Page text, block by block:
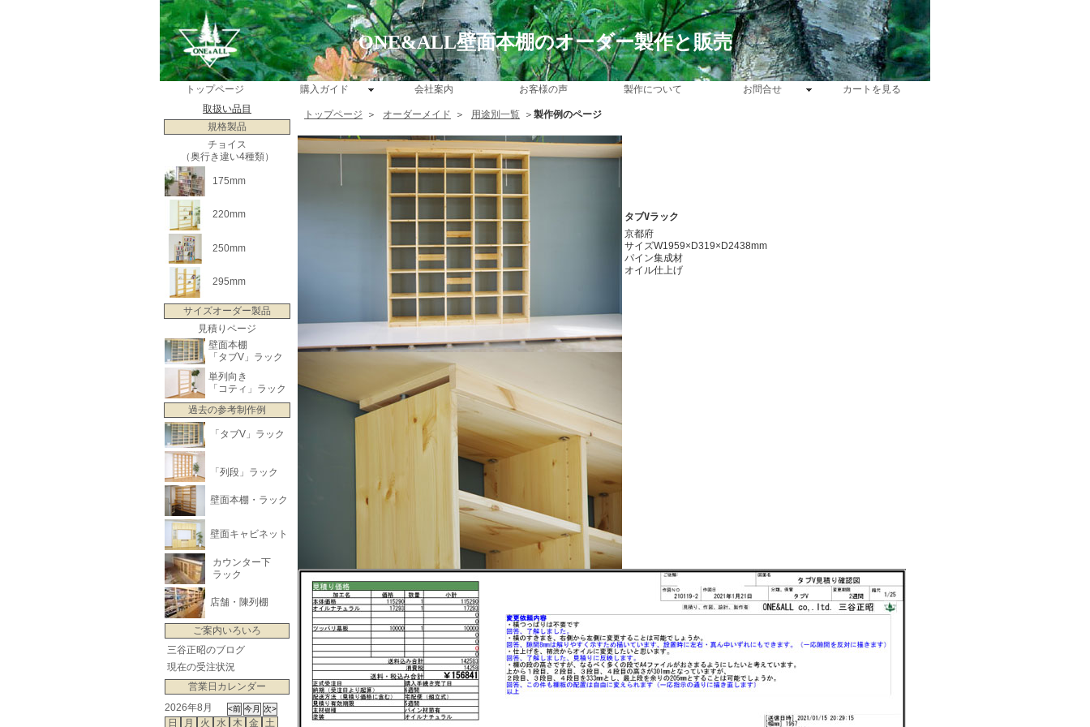
ONE&ALL壁面本棚のオーダー製作と販売
トップページ 購入ガイド 会社案内 お客様の声 製作について お問合せ
カートを見る
取扱い品目
規格製品
チョイス
（奥行き違い4種類）
175mm
220mm
250mm
295mm
サイズオーダー製品
見積りページ
壁面本棚
「タブV」ラック
単列向き
「コティ」ラック
過去の参考制作例
「タブV」ラック
「列段」ラック
壁面本棚・ラック
壁面キャビネット
カウンター下
ラック
店舗・陳列棚
ご案内いろいろ
三谷正昭のブログ
現在の受注状況
営業日カレンダー
2026年8月
日
月 火 水 木 金 土
トップページ ＞ オーダーメイド ＞ 用途別一覧 ＞ 製作例のページ
タブVラック
京都府
サイズW1959×D319×D2438mm
パイン集成材
オイル仕上げ